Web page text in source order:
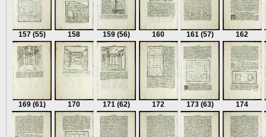
157 (55) 158 159 (56) 160 161 (57) 162
169 (61) 170 171 (62) 172 173 (63) 174